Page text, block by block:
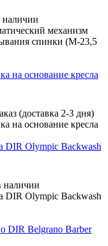
наличии
механизм
спинки (М-23,5
на основание кресла
(доставка 2-3 дня)
на основание кресла
DIR Olympic Backwash
наличии
DIR Olympic Backwash
DIR Belgrano Barber